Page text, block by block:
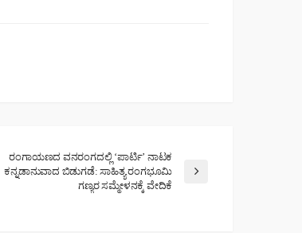
ರಂಗಾಯಣದ ವನರಂಗದಲ್ಲಿ ‘ಪಾರ್ಟಿ’ ನಾಟಕ
ಕನ್ನಡಾನುವಾದ ಬಿಡುಗಡೆ: ಸಾಹಿತ್ಯ ರಂಗಭೂಮಿ
ಗಣ್ಯರ ಸಮ್ಮೇಳನಕ್ಕೆ ವೇದಿಕೆ